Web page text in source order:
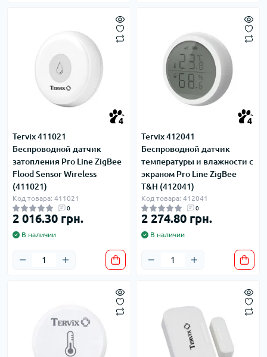
4
Tervix 411021
Беспроводной датчик
затопления Pro Line ZigBee
Flood Sensor Wireless
(411021)
Код товара: 411021
0
2 016.30 грн.
В наличии
4
Tervix 412041
Беспроводной датчик
температуры и влажности с
экраном Pro Line ZigBee
T&H (412041)
Код товара: 412041
0
2 274.80 грн.
В наличии